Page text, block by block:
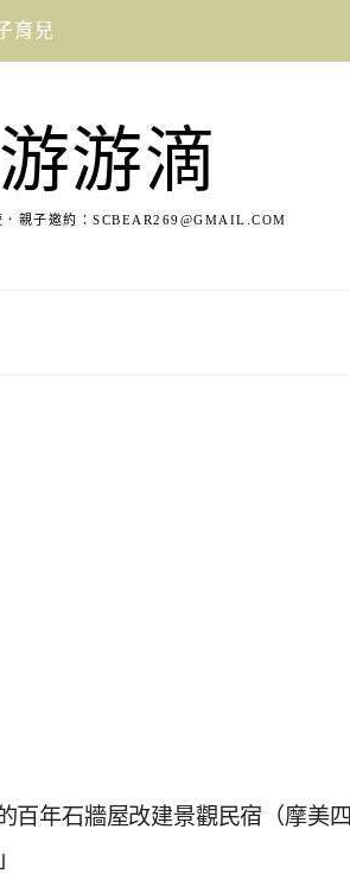
育兒
游游滴
親子邀約： SCBEAR269@GMAIL.COM
百年石牆屋改建景觀民宿（摩美四